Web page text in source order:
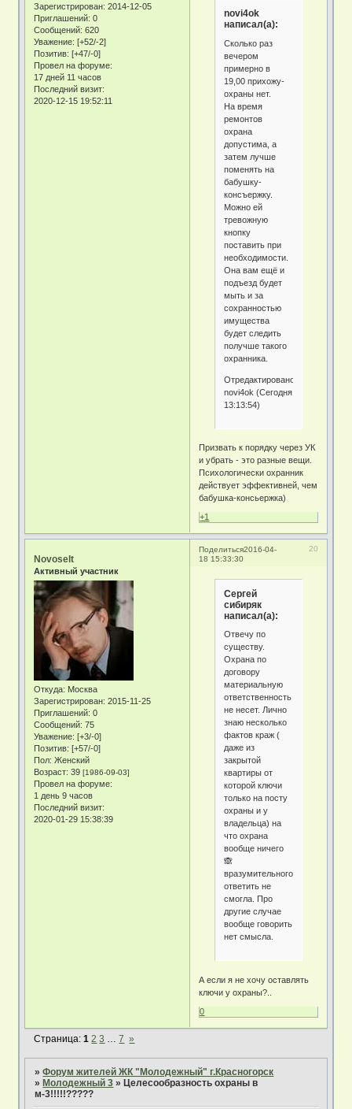
Зарегистрирован: 2014-12-05
Приглашений: 0
Сообщений: 620
Уважение: [+52/-2]
Позитив: [+47/-0]
Провел на форуме:
17 дней 11 часов
Последний визит:
2020-12-15 19:52:11
novi4ok
написал(а):
Сколько раз
вечером
примерно в
19,00 прихожу-
охраны нет.
На время
ремонтов
охрана
допустима, а
затем лучше
поменять на
бабушку-
консъержку.
Можно ей
тревожную
кнопку
поставить при
необходимости.
Она вам ещё и
подъезд будет
мыть и за
сохранностью
имущества
будет следить
получше такого
охранника.
Отредактировано
novi4ok (Сегодня
13:13:54)
Призвать к порядку через УК
и убрать - это разные вещи.
Психологически охранник
действует эффективней, чем
бабушка-консьержка)
+1
Поделиться 20
2016-04-
18 15:33:30
Novoselt
Активный участник
Откуда: Москва
Зарегистрирован: 2015-11-25
Приглашений: 0
Сообщений: 75
Уважение: [+3/-0]
Позитив: [+57/-0]
Пол: Женский
Возраст: 39[1986-09-03]
Провел на форуме:
1 день 9 часов
Последний визит:
2020-01-29 15:38:39
Сергей
сибиряк
написал(а):
Отвечу по
существу.
Охрана по
договору
материальную
ответственность
не несет. Лично
знаю несколько
фактов краж (
даже из
закрытой
квартиры от
которой ключи
только на посту
охраны и у
владельца) на
что охрана
вообще ничего
🙈
вразумительного
ответить не
смогла. Про
другие случае
вообще говорить
нет смысла.
А если я не хочу оставлять
ключи у охраны?..
0
Страница:1 2 3 … 7 »
»Форум жителей ЖК "Молодежный" г.Красногорск
» Молодежный 3 » Целесообразность охраны в
м-3!!!!!?????